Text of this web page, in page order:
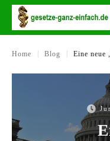
Home Blog